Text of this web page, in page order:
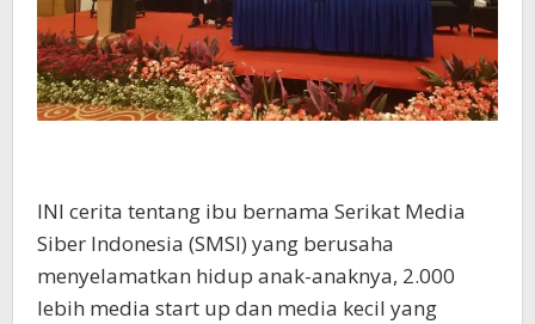
INI cerita tentang ibu bernama Serikat Media
Siber Indonesia (SMSI) yang berusaha
menyelamatkan hidup anak-anaknya, 2.000
lebih media start up dan media kecil yang